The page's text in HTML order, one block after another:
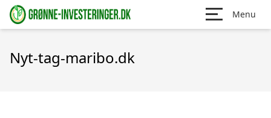
Menu
Nyt-tag-maribo.dk